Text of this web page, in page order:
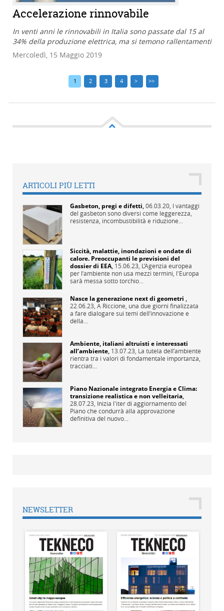
Accelerazione rinnovabile
In venti anni le rinnovabili in Italia sono passate dal 15 al
34% della produzione elettrica, ma si temono rallentamenti
Mercoledì, 15 Maggio 2019
1 2 3 4 > >>
ARTICOLI PIÙ LETTI
Gasbeton, pregi e difetti,06.03.20, I vantaggi
del gasbeton sono diversi come leggerezza,
resistenza, incombustibilità e riduzione...
Siccità, malattie, inondazioni e ondate di
calore. Preoccupanti le previsioni del
dossier di EEA, 15.06.23, L’Agenzia europea
per l’ambiente non usa mezzi termini, l'Europa
sarà messa sotto torchio...
Nasce la generazione next di geometri ,
22.06.23, A Riccione, una due giorni finalizzata
a fare dialogare sui temi dell’innovazione e
della...
Ambiente, italiani altruisti e interessati
all’ambiente, 13.07.23, La tutela dell’ambiente
rientra tra i valori di fondamentale importanza,
tracciati...
Piano Nazionale integrato Energia e Clima:
transizione realistica e non velleitaria,
28.07.23, Inizia l'iter di aggiornamento del
Piano che condurrà alla approvazione
definitiva del nuovo...
NEWSLETTER